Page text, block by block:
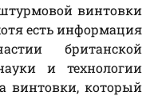
винтовки
есть информация
британской
и технологии
винтовки, который